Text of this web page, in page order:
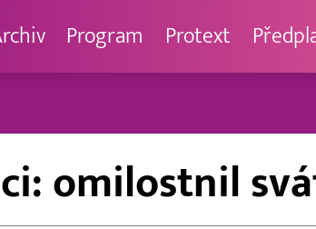
Program Protext
omilostnil